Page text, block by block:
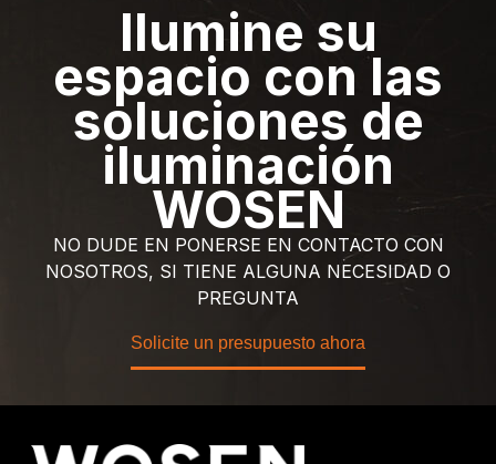
Ilumine su
espacio con las
soluciones de
iluminación
WOSEN
NO DUDE EN PONERSE EN CONTACTO CON
NOSOTROS, SI TIENE ALGUNA NECESIDAD O
PREGUNTA
Solicite un presupuesto ahora